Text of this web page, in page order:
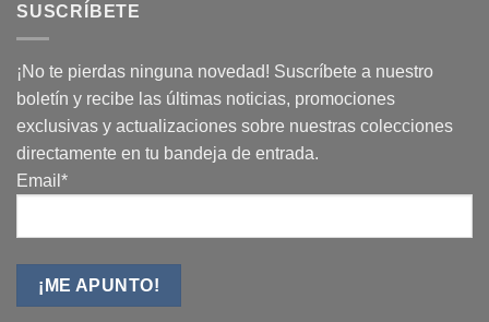
SUSCRÍBETE
¡No te pierdas ninguna novedad! Suscríbete a nuestro
boletín y recibe las últimas noticias, promociones
exclusivas y actualizaciones sobre nuestras colecciones
directamente en tu bandeja de entrada.
Email*